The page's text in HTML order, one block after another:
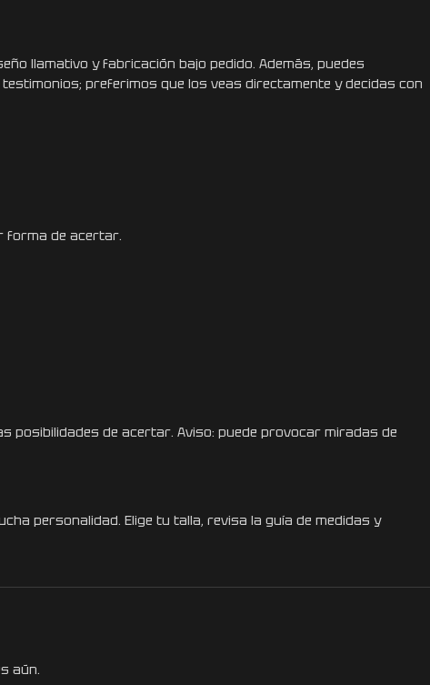
llamativo y fabricación bajo pedido. Además, puedes
testimonios; preferimos que los veas directamente y decidas con
forma de acertar.
posibilidades de acertar. Aviso: puede provocar miradas de
personalidad. Elige tu talla, revisa la guía de medidas y
aún.